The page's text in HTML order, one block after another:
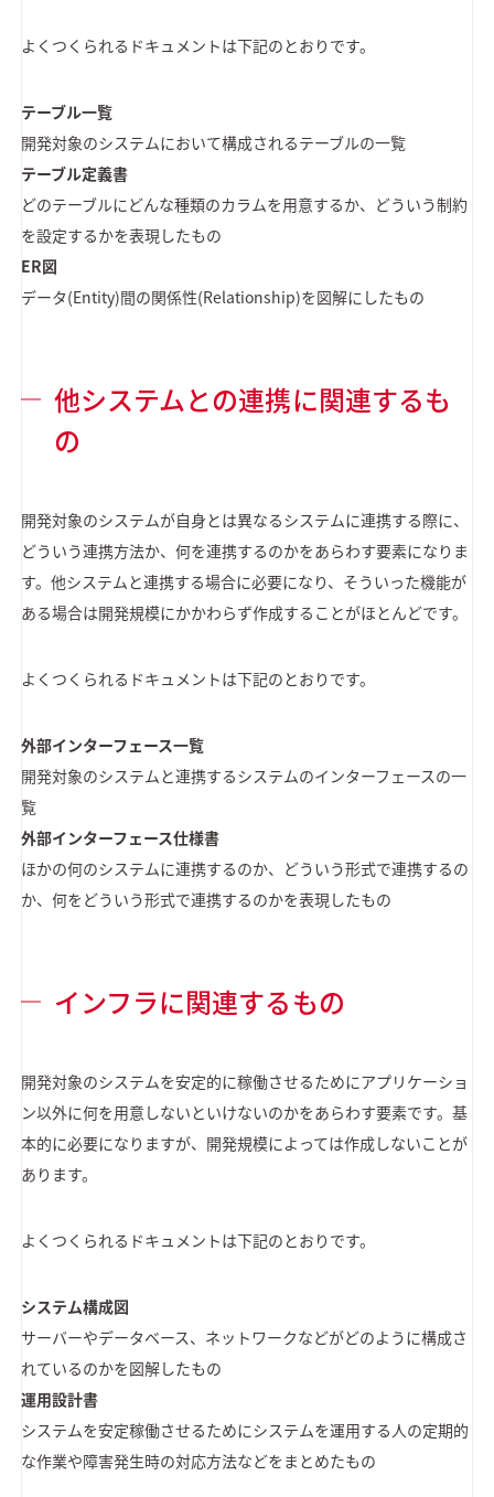
よくつくられるドキュメントは下記のとおりです。
テーブル一覧
開発対象のシステムにおいて構成されるテーブルの一覧
テーブル定義書
どのテーブルにどんな種類のカラムを用意するか、どういう制約
を設定するかを表現したもの
ER図
データ(Entity)間の関係性(Relationship)を図解にしたもの
他システムとの連携に関連するも
の
開発対象のシステムが自身とは異なるシステムに連携する際に、
どういう連携方法か、何を連携するのかをあらわす要素になりま
す。他システムと連携する場合に必要になり、そういった機能が
ある場合は開発規模にかかわらず作成することがほとんどです。
よくつくられるドキュメントは下記のとおりです。
外部インターフェース一覧
開発対象のシステムと連携するシステムのインターフェースの一
覧
外部インターフェース仕様書
ほかの何のシステムに連携するのか、どういう形式で連携するの
か、何をどういう形式で連携するのかを表現したもの
インフラに関連するもの
開発対象のシステムを安定的に稼働させるためにアプリケーショ
ン以外に何を用意しないといけないのかをあらわす要素です。基
本的に必要になりますが、開発規模によっては作成しないことが
あります。
よくつくられるドキュメントは下記のとおりです。
システム構成図
サーバーやデータベース、ネットワークなどがどのように構成さ
れているのかを図解したもの
運用設計書
システムを安定稼働させるためにシステムを運用する人の定期的
な作業や障害発生時の対応方法などをまとめたもの